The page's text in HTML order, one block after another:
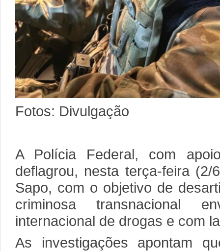
Fotos: Divulgação
A Polícia Federal, com
deflagrou, nesta terça-feira
Sapo, com o objetivo de
criminosa transnacional
internacional de drogas e com
As investigações apontam